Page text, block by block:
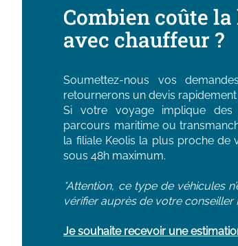
Combien coûte
avec chauffeur ?
Soumettez-nous vos
retournerons un devis
Si votre voyage implique des
parcours maritime ou
la filiale Keolis la plus proche de
sous 48h maximum.
*Attention, ce type de véhicules
vérifier auprès de votre conseiller
Je souhaite recevoir une